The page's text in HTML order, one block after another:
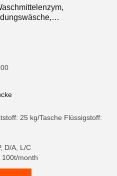
25 kg/Tasche Flüssigstoff:
D/A, L/C
month